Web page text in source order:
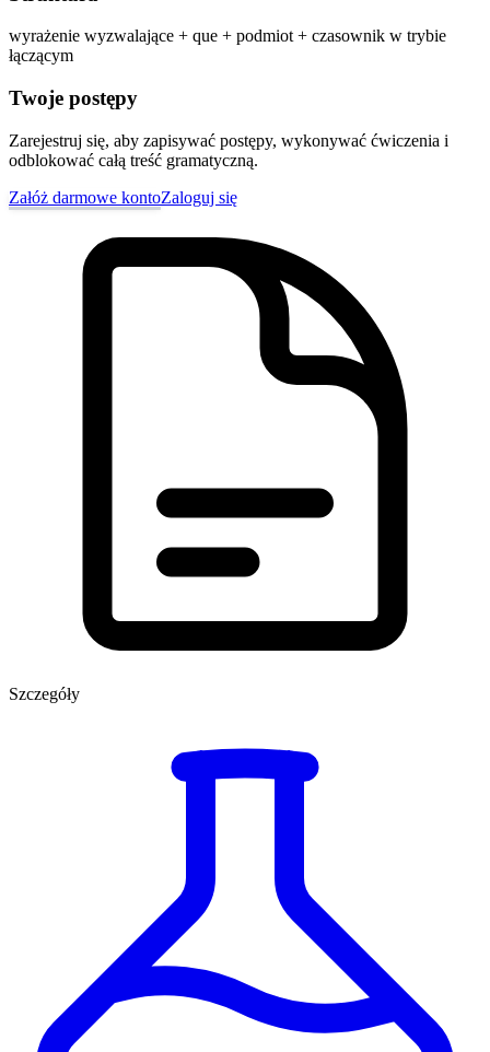
wyrażenie wyzwalające + que + podmiot + czasownik w trybie
łączącym
Twoje postępy
Zarejestruj się, aby zapisywać postępy, wykonywać ćwiczenia i
odblokować całą treść gramatyczną.
Załóż darmowe kontoZaloguj się
Szczegóły